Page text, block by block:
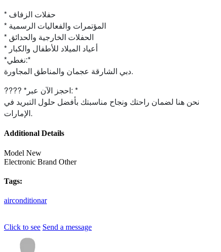
* حفلات الزفاف
* المؤتمرات والفعاليات الرسمية
* الحفلات الخارجية والحدائق
* أعياد الميلاد للأطفال والكبار
*نغطي:*
دبي الشارقة عجمان والمناطق المجاورة.
???? *احجز الآن عبر: *
نحن هنا لضمان راحتك ونجاح مناسبتك بأفضل حلول التبريد في
الإمارات.
Additional Details
Model New
Electronic Brand Other
Tags:
airconditionar
Click to see Send a message